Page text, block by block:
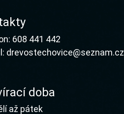
608 441 442
drevostechovice@seznam.cz
doba
až pátek